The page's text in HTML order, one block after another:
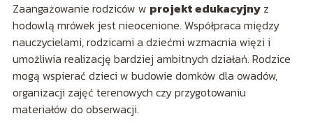
Zaangażowanie rodziców w projekt edukacyjnyz
hodowlą mrówek jest nieocenione. Współpraca między
nauczycielami, rodzicami a dziećmi wzmacnia więzi i
umożliwia realizację bardziej ambitnych działań. Rodzice
mogą wspierać dzieci w budowie domków dla owadów,
organizacji zajęć terenowych czy przygotowaniu
materiałów do obserwacji.